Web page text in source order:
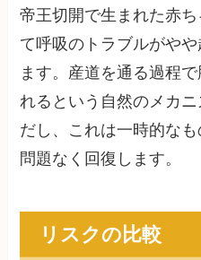
帝王切開で生まれた赤
て呼吸のトラブルがや
ます。産道を通る過程
れるという自然のメカ
だし、これは一時的な
問題なく回復します。
リスクの比較